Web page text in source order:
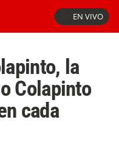
EN VIVO
la
Colapinto
cada